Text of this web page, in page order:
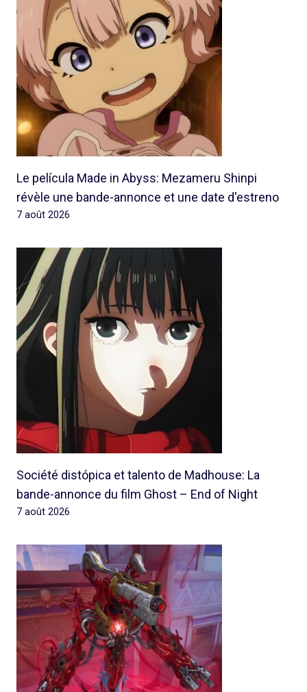
Le película Made in Abyss: Mezameru Shinpi
révèle une bande-annonce et une date d'estreno
7 août 2026
Société distópica et talento de Madhouse: La
bande-annonce du film Ghost – End of Night
7 août 2026